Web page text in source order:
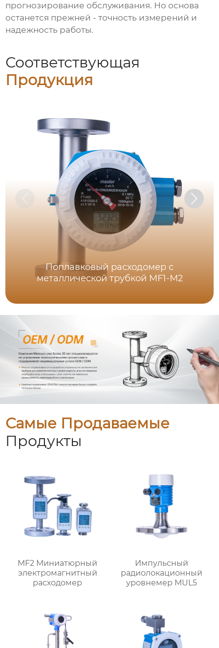
прогнозирование обслуживания. Но основа
останется прежней - точность измерений и
надежность работы.
Соответствующая
Продукция
Поплавковый расходомер с
металлической трубкой MF1-M2
Самые Продаваемые
Продукты
MF2 Миниатюрный
электромагнитный
расходомер
Импульсный
радиолокационный
уровнемер MUL5